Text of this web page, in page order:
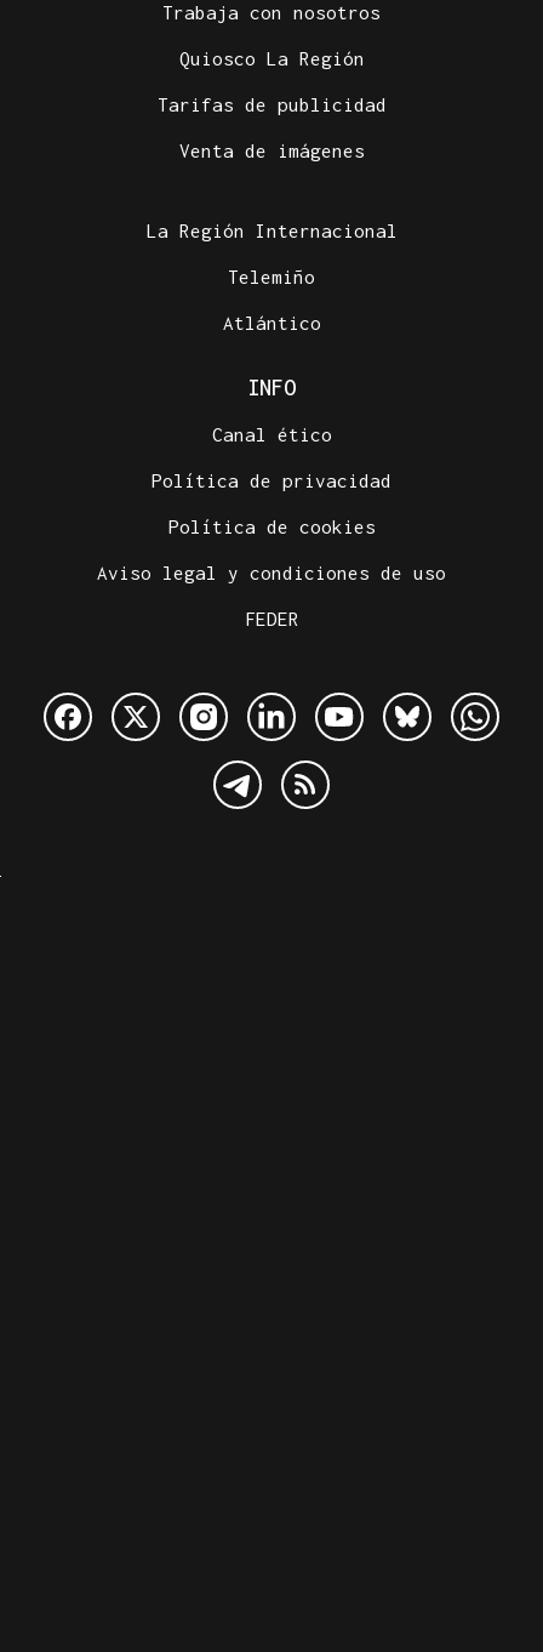
Trabaja con nosotros
Quiosco La Región
Tarifas de publicidad
Venta de imágenes
La Región Internacional
Telemiño
Atlántico
INFO
Canal ético
Política de privacidad
Política de cookies
Aviso legal y condiciones de uso
FEDER